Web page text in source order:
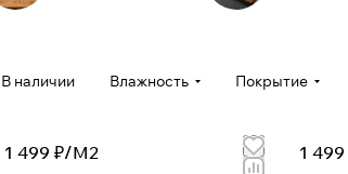
В наличии Влажность Покрытие
1 499 ₽/М2 1